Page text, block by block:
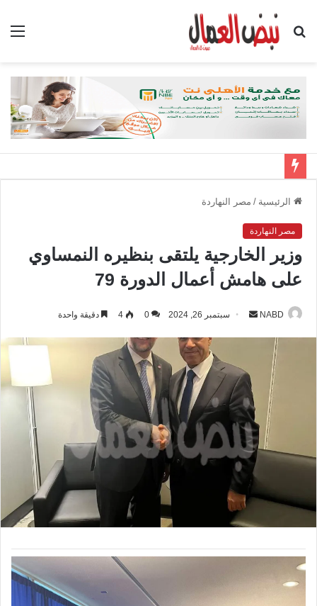
بحث
الرئيسية / مصر النهاردة
مصر النهاردة
وزير الخارجية يلتقى بنظيره النمساوي
على هامش أعمال الدورة 79
NABD
ب
ر
ي
د
ا
ك
و
سبتمبر 26, 2024 0
4 دقيقة واحدة